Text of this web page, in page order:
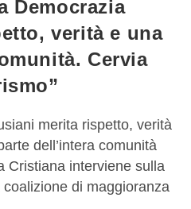
Democrazia
verità e una
Cervia
merita rispetto, verità
dell’intera comunità
Cristiana interviene sulla
di maggioranza